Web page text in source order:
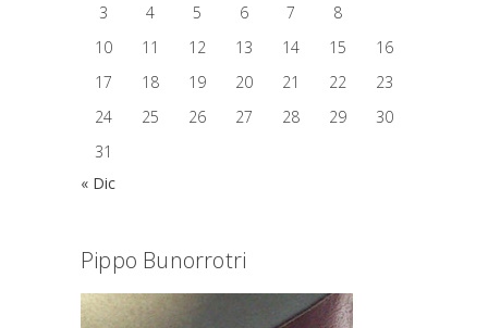
3
4 5 6 7 8
10
11 12 13 14 15
16
17
18 19 20 21 22
23
24
25 26 27 28 29
30
31
« Dic
Pippo Bunorrotri